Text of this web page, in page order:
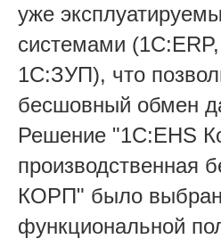
уже
системами
1С:ЗУП), что
бесшовный обмен
Решение "1С:EHS
производственная
КОРП" было
функциональной